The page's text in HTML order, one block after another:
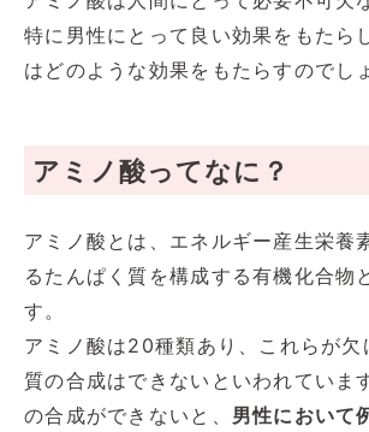
特に男性にとって良い効果をもたら
はどのような効果をもたらすのでし
アミノ酸ってなに？
アミノ酸とは、エネルギー産生栄養
るたんぱく質を構成する有機化合物
す。
アミノ酸は20種類あり、これらが欠
質の合成はできないといわれていま
の合成ができないと、 男性において